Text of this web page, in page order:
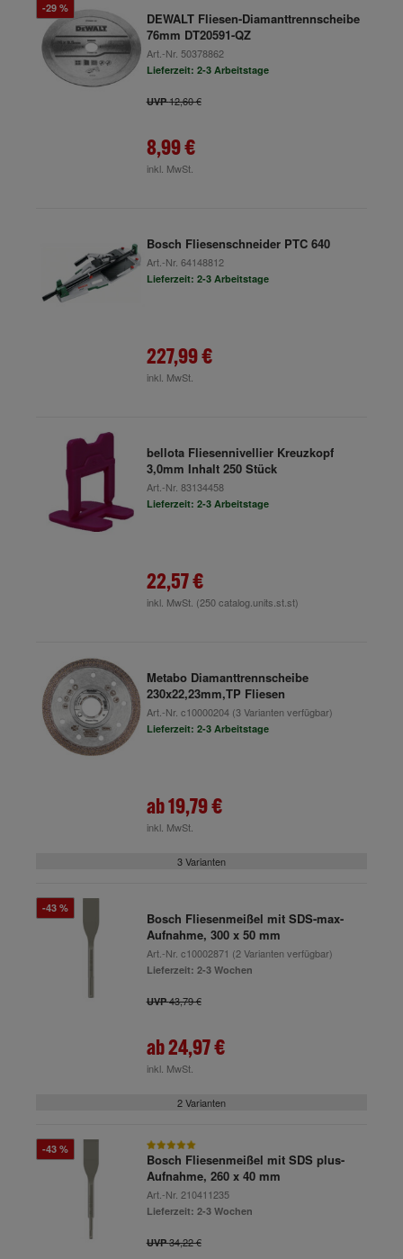
-29 %
DEWALT Fliesen-Diamanttrennscheibe
76mm DT20591-QZ
Art.-Nr. 50378862
Lieferzeit: 2-3 Arbeitstage
UVP12,60 €
8,99 €
inkl. MwSt.
Bosch Fliesenschneider PTC 640
Art.-Nr. 64148812
Lieferzeit: 2-3 Arbeitstage
227,99 €
inkl. MwSt.
bellota Fliesennivellier Kreuzkopf
3,0mm Inhalt 250 Stück
Art.-Nr. 83134458
Lieferzeit: 2-3 Arbeitstage
22,57 €
inkl. MwSt. (250 catalog.units.st.st)
Metabo Diamanttrennscheibe
230x22,23mm,TP Fliesen
Art.-Nr. c10000204(3 Varianten verfügbar)
Lieferzeit: 2-3 Arbeitstage
ab19,79 €
inkl. MwSt.
3 Varianten
-43 %
Bosch Fliesenmeißel mit SDS-max-
Aufnahme, 300 x 50 mm
Art.-Nr. c10002871 (2 Varianten verfügbar)
Lieferzeit: 2-3 Wochen
UVP43,79 €
ab24,97 €
inkl. MwSt.
2 Varianten
-43 %
Bosch Fliesenmeißel mit SDS plus-
Aufnahme, 260 x 40 mm
Art.-Nr. 210411235
Lieferzeit: 2-3 Wochen
UVP34,22 €